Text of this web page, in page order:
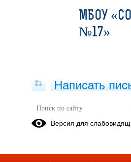
Квест-игра
России"
МБОУ
№17»
Написать
Версия для